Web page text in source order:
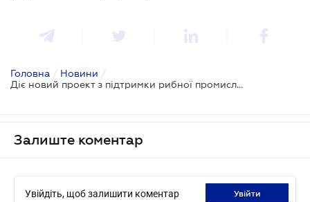
Головна / Новини /
Діє новий проект з підтримки рибної промисловості
Залиште коментар
Увійдіть, щоб залишити коментар увійти